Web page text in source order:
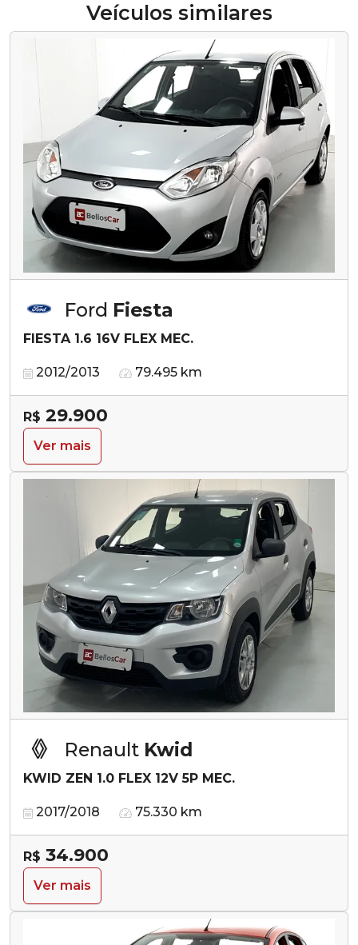
Veículos similares
Ford Fiesta
FIESTA 1.6 16V FLEX MEC.
2012/2013 79.495 km
R$ 29.900
Ver mais
Renault Kwid
KWID ZEN 1.0 FLEX 12V 5P MEC.
2017/2018 75.330 km
R$ 34.900
Ver mais